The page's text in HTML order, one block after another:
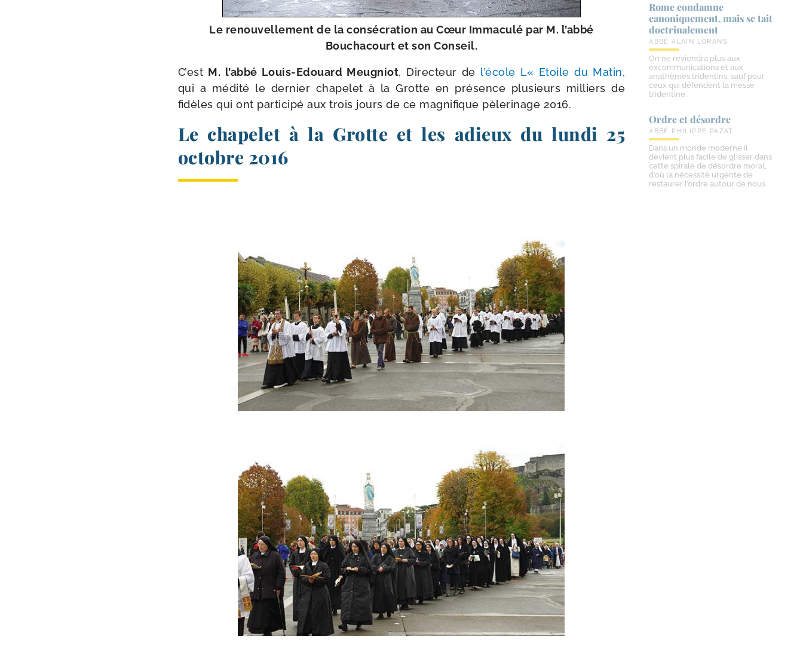
Le renou­vel­le­ment de la consé­cra­tion au Cœur Immaculé par M. l’ab­bé
Bouchacourt et son Conseil.
C’est M. l’ab­bé Louis-​Edouard Meugniot, Directeur de l’é­cole L« Etoile du Matin,
qui a médi­té le der­nier cha­pe­let à la Grotte en pré­sence plu­sieurs mil­liers de
fidèles qui ont par­ti­ci­pé aux trois jours de ce magni­fique pèle­ri­nage 2016.
Le chapelet à la Grotte et les adieux du lundi 25
octobre 2016
Rome condamne
canoniquement, mais se tait
doctrinalement
ABBÉ ALAIN LORANS
On ne reviendra plus aux
excommunications et aux
anathèmes tridentins, sauf pour
ceux qui défendent la messe
tridentine.
Ordre et désordre
ABBÉ PHILIPPE PAZAT
Dans un monde moderne il
devient plus facile de glisser dans
cette spirale de désordre moral,
d’où la nécessité urgente de
restaurer l’ordre autour de nous.